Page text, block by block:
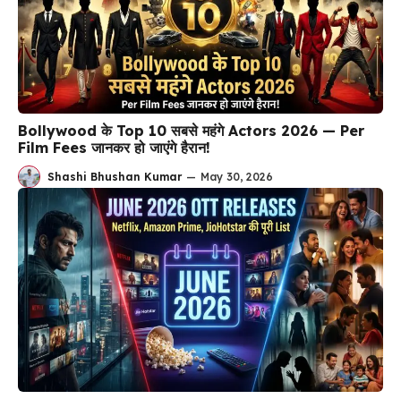
Bollywood के Top 10 सबसे महंगे Actors 2026 — Per
Film Fees जानकर हो जाएंगे हैरान!
Shashi Bhushan Kumar — May 30, 2026